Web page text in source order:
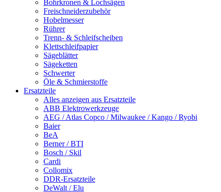
Bohrkronen & Lochsägen
Freischneiderzubehör
Hobelmesser
Rührer
Trenn- & Schleifscheiben
Klettschleifpapier
Sägeblätter
Sägeketten
Schwerter
Öle & Schmierstoffe
Ersatzteile
Alles anzeigen aus Ersatzteile
ABB Elektrowerkzeuge
AEG / Atlas Copco / Milwaukee / Kango / Ryobi
Baier
BeA
Berner / BTI
Bosch / Skil
Cardi
Collomix
DDR-Ersatzteile
DeWalt / Elu